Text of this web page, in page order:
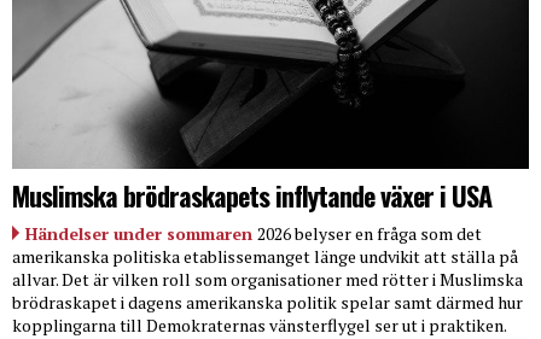
Muslimska brödraskapets inflytande växer i USA
Händelser under sommaren 2026 belyser en fråga som det
amerikanska politiska etablissemanget länge undvikit att ställa på
allvar. Det är vilken roll som organisationer med rötter i Muslimska
brödraskapet i dagens amerikanska politik spelar samt därmed hur
kopplingarna till Demokraternas vänsterflygel ser ut i praktiken.